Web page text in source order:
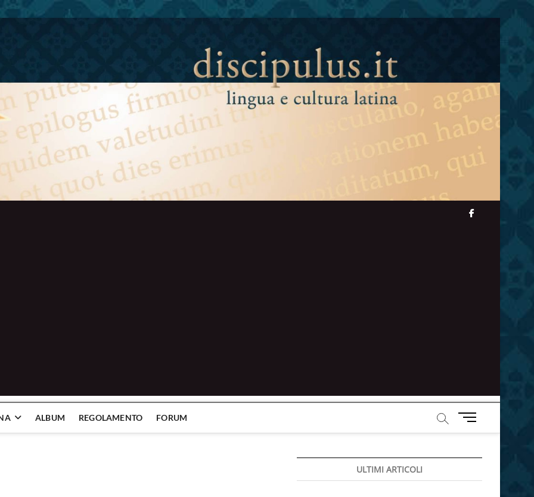
facebook
ALBUM REGOLAMENTO FORUM
M
u
u
ULTIMI ARTICOLI